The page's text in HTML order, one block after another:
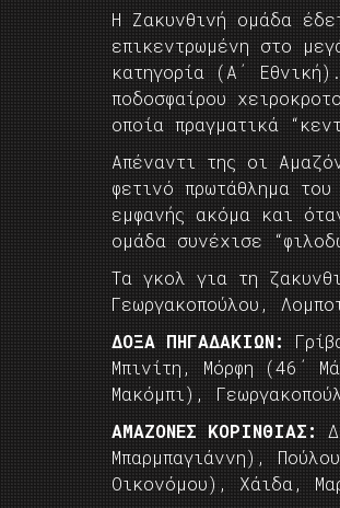
Η Ζακυνθινή ομάδα
επικεντρωμένη στο
κατηγορία (Α΄
ποδοσφαίρου
οποία πραγματικά
Απέναντι της οι
φετινό πρωτάθλημα
εμφανής ακόμα και
ομάδα συνέχισε
Τα γκολ για τη
Γεωργακοπούλου,
ΔΟΞΑ ΠΗΓΑΔΑΚΙΩΝ:
Μπινίτη, Μόρφη (46΄
Μακόμπι),
ΑΜΑΖΟΝΕΣ ΚΟΡΙΝΘΙΑΣ:
Μπαρμπαγιάννη),
Οικονόμου), Χάιδα,